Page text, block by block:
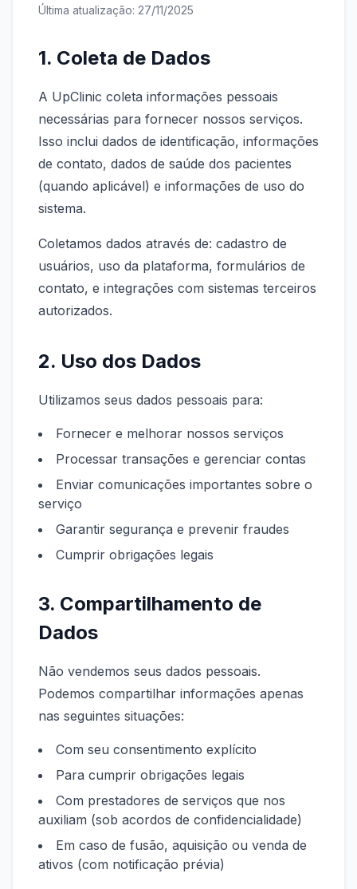
Última atualização: 27/11/2025
1. Coleta de Dados
A UpClinic coleta informações pessoais
necessárias para fornecer nossos serviços.
Isso inclui dados de identificação, informações
de contato, dados de saúde dos pacientes
(quando aplicável) e informações de uso do
sistema.
Coletamos dados através de: cadastro de
usuários, uso da plataforma, formulários de
contato, e integrações com sistemas terceiros
autorizados.
2. Uso dos Dados
Utilizamos seus dados pessoais para:
Fornecer e melhorar nossos serviços
Processar transações e gerenciar contas
Enviar comunicações importantes sobre o
serviço
Garantir segurança e prevenir fraudes
Cumprir obrigações legais
3. Compartilhamento de
Dados
Não vendemos seus dados pessoais.
Podemos compartilhar informações apenas
nas seguintes situações:
Com seu consentimento explícito
Para cumprir obrigações legais
Com prestadores de serviços que nos
auxiliam (sob acordos de confidencialidade)
Em caso de fusão, aquisição ou venda de
ativos (com notificação prévia)